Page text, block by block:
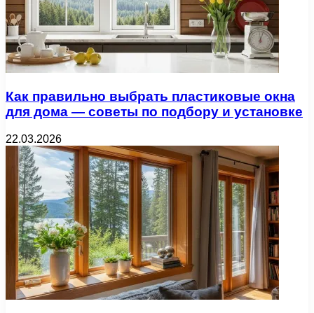
Как правильно выбрать пластиковые окна
для дома — советы по подбору и установке
22.03.2026